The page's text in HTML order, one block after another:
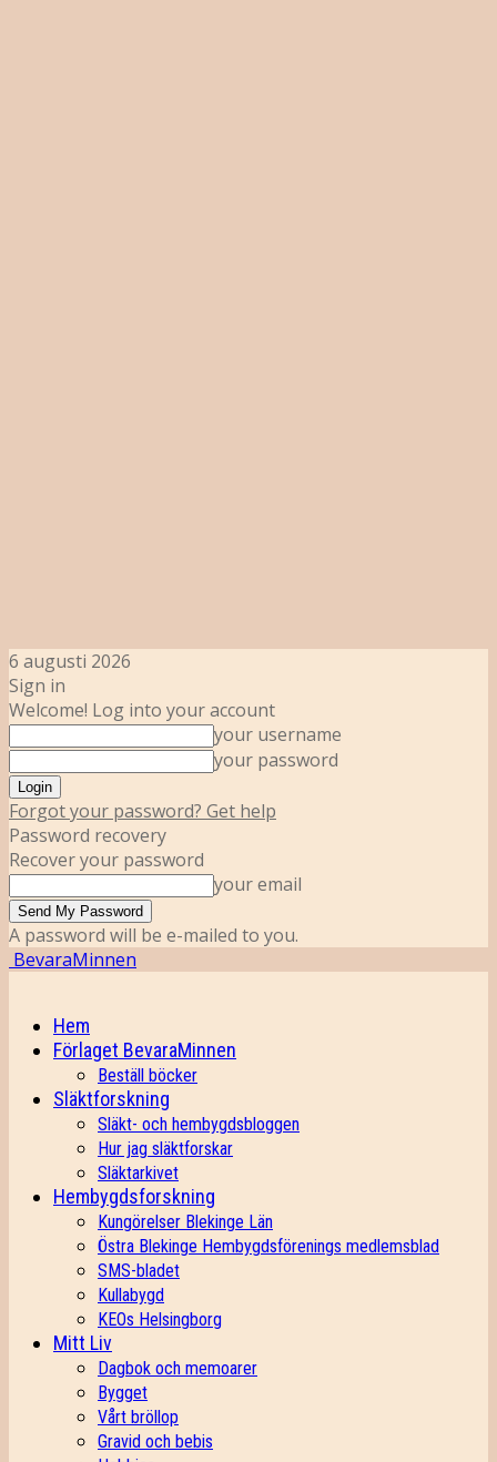
6 augusti 2026
Sign in
Welcome! Log into your account
your username
your password
Forgot your password? Get help
Password recovery
Recover your password
your email
A password will be e-mailed to you.
BevaraMinnen
Hem
Förlaget BevaraMinnen
Beställ böcker
Släktforskning
Släkt- och hembygdsbloggen
Hur jag släktforskar
Släktarkivet
Hembygdsforskning
Kungörelser Blekinge Län
Östra Blekinge Hembygdsförenings medlemsblad
SMS-bladet
Kullabygd
KEOs Helsingborg
Mitt Liv
Dagbok och memoarer
Bygget
Vårt bröllop
Gravid och bebis